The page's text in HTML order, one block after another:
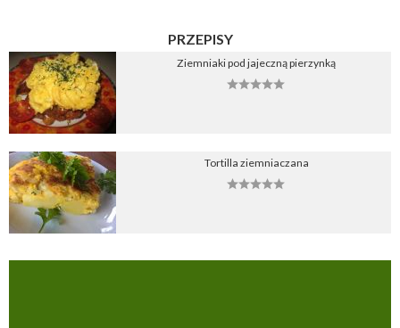
PRZEPISY
Ziemniaki pod jajeczną pierzynką
Tortilla ziemniaczana